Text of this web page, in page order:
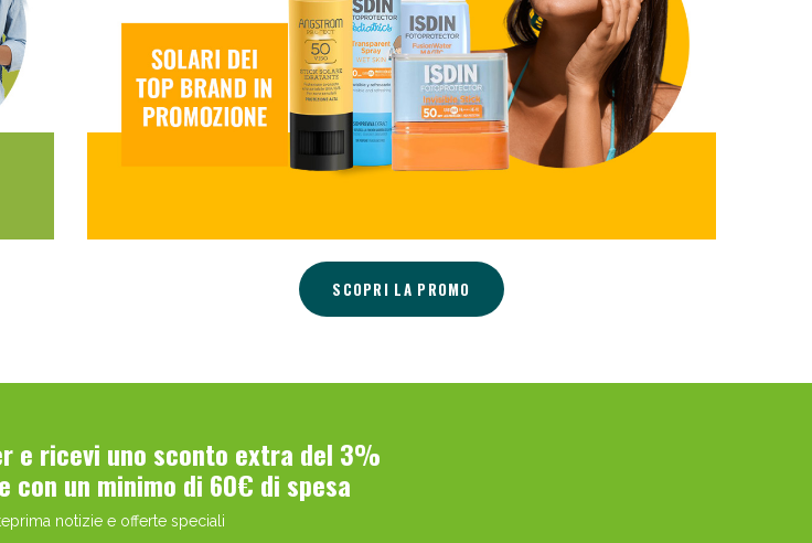
SCOPRI LA PROMO
e ricevi uno sconto extra del 3%
con un minimo di 60€ di spesa
notizie e offerte speciali
Sconto fino al 55% valido oggi!